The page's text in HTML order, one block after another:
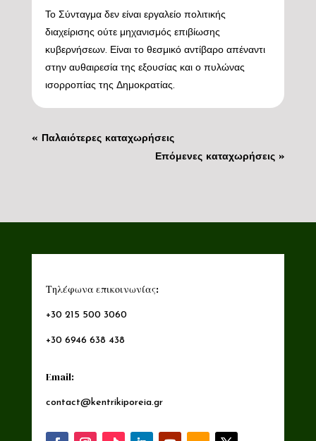
Το Σύνταγμα δεν είναι εργαλείο πολιτικής
διαχείρισης ούτε μηχανισμός επιβίωσης
κυβερνήσεων. Είναι το θεσμικό αντίβαρο απέναντι
στην αυθαιρεσία της εξουσίας και ο πυλώνας
ισορροπίας της Δημοκρατίας.
« Παλαιότερες καταχωρήσεις
Επόμενες καταχωρήσεις »
Τηλέφωνα επικοινωνίας:
+30 215 500 3060
+30 6946 638 438
Email:
contact@kentrikiporeia.gr